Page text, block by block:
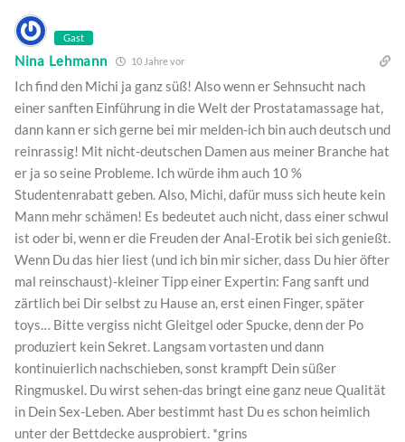
Gast
Nina Lehmann 10 Jahre vor
Ich find den Michi ja ganz süß! Also wenn er Sehnsucht nach
einer sanften Einführung in die Welt der Prostatamassage hat,
dann kann er sich gerne bei mir melden-ich bin auch deutsch und
reinrassig! Mit nicht-deutschen Damen aus meiner Branche hat
er ja so seine Probleme. Ich würde ihm auch 10 %
Studentenrabatt geben. Also, Michi, dafür muss sich heute kein
Mann mehr schämen! Es bedeutet auch nicht, dass einer schwul
ist oder bi, wenn er die Freuden der Anal-Erotik bei sich genießt.
Wenn Du das hier liest (und ich bin mir sicher, dass Du hier öfter
mal reinschaust)-kleiner Tipp einer Expertin: Fang sanft und
zärtlich bei Dir selbst zu Hause an, erst einen Finger, später
toys… Bitte vergiss nicht Gleitgel oder Spucke, denn der Po
produziert kein Sekret. Langsam vortasten und dann
kontinuierlich nachschieben, sonst krampft Dein süßer
Ringmuskel. Du wirst sehen-das bringt eine ganz neue Qualität
in Dein Sex-Leben. Aber bestimmt hast Du es schon heimlich
unter der Bettdecke ausprobiert. *grins